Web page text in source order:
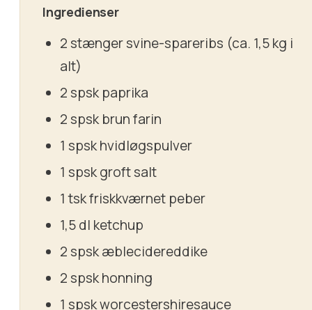
Ingredienser
2 stænger svine-spareribs (ca. 1,5 kg i
alt)
2 spsk paprika
2 spsk brun farin
1 spsk hvidløgspulver
1 spsk groft salt
1 tsk friskkværnet peber
1,5 dl ketchup
2 spsk æblecidereddike
2 spsk honning
1 spsk worcestershiresauce